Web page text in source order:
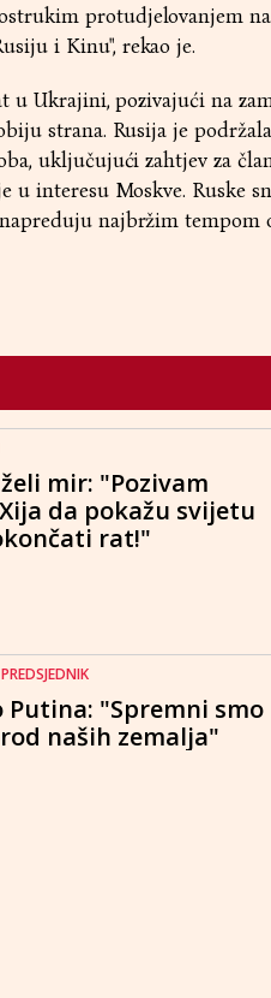
protudjelovanjem
i Kinu", rekao je.
Ukrajini, pozivajući na
strana. Rusija je
uključujući zahtjev za
interesu Moskve. Ruske
najbržim tempom
mir: "Pozivam
da pokažu svijetu
rat!"
Putina: "Spremni smo
naših zemalja"